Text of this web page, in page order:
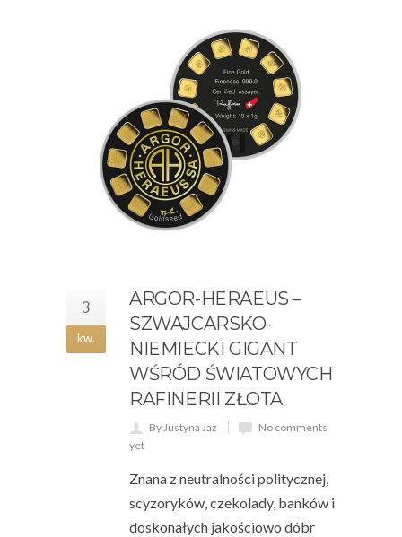
3
kw.
ARGOR-HERAEUS –
SZWAJCARSKO-
NIEMIECKI GIGANT
WŚRÓD ŚWIATOWYCH
RAFINERII ZŁOTA
By Justyna Jaz
No comments
yet
Znana z neutralności politycznej,
scyzoryków, czekolady, banków i
doskonałych jakościowo dóbr